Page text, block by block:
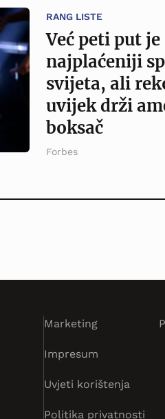
RANG LISTE
Već peti put je
najplaćeniji
svijeta, ali
uvijek drži
boksač
Forbes
Marketing
Impresum
Uvjeti korištenja
Politika privatnosti